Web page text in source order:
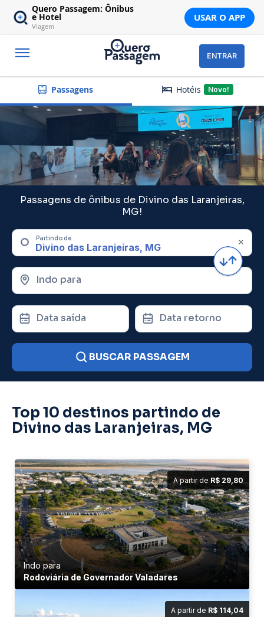
Quero Passagem: Ônibus
e Hotel
Viagem
USAR O APP
ENTRAR
Passagens Hotéis Novo!
Passagens de ônibus de Divino das Laranjeiras,
MG!
Partindo de
Indo para
Data saída Data retorno
BUSCAR PASSAGEM
Top 10 destinos partindo de
Divino das Laranjeiras, MG
A partir de R$ 29,80
Indo para
Rodoviária de Governador Valadares
A partir de R$ 114,04